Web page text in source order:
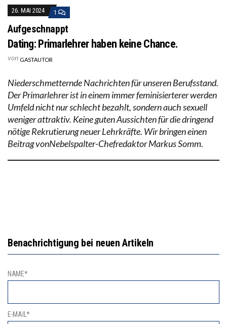
26. MAI 2024 1
Aufgeschnappt
Dating: Primarlehrer haben keine Chance.
von GASTAUTOR
Niederschmetternde Nachrichten für unseren Berufsstand.
Der Primarlehrer ist in einem immer feminisierterer werden
Umfeld nicht nur schlecht bezahlt, sondern auch sexuell
weniger attraktiv. Keine guten Aussichten für die dringend
nötige Rekrutierung neuer Lehrkräfte. Wir bringen einen
Beitrag vonNebelspalter-Chefredaktor Markus Somm.
Benachrichtigung bei neuen Artikeln
NAME*
E-MAIL*